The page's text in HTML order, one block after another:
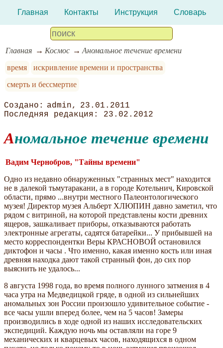
Главная Контакты Инструкция Словарь
Главная Космос
Аномальное течение времени
время
искривление времени и пространства
смерть и бессмертие
admin
23.01.2011
23.02.2012
Аномальное течение времени
Вадим Чернобров, "Тайны времени"
Одно из недавно обнаруженных "странных мест" находится
не в далекой тьмутаракани, а в городе Котельнич, Кировской
области, прямо ...внутри местного Палеонтологического
музея! Директор музея Альберт ХЛЮПИН давно заметил, что
рядом с витриной, на которой представлены кости древних
ящеров, зашкаливает приборы, отказываются работать
электронные агрегаты, садятся батарейки... У прибывшей на
место корреспондентки Веры КРАСНОВОЙ остановился
диктофон и часы . Что именно, какая именно кость или иная
древняя находка дают такой странный фон, до сих пор
выяснить не удалось...
8 августа 1998 года, во время полного лунного затмения в 4
часа утра на Медведицкой гряде, в одной из сильнейших
аномальных зон России произошло удивительное событие -
все часы ушли вперед более, чем на 5 часов! Замеры
производились в ходе одной из наших исследовательских
экспедиций. Каждую ночь мы оставляли на горе 9
механических и кварцевых часов, находящихся в одном